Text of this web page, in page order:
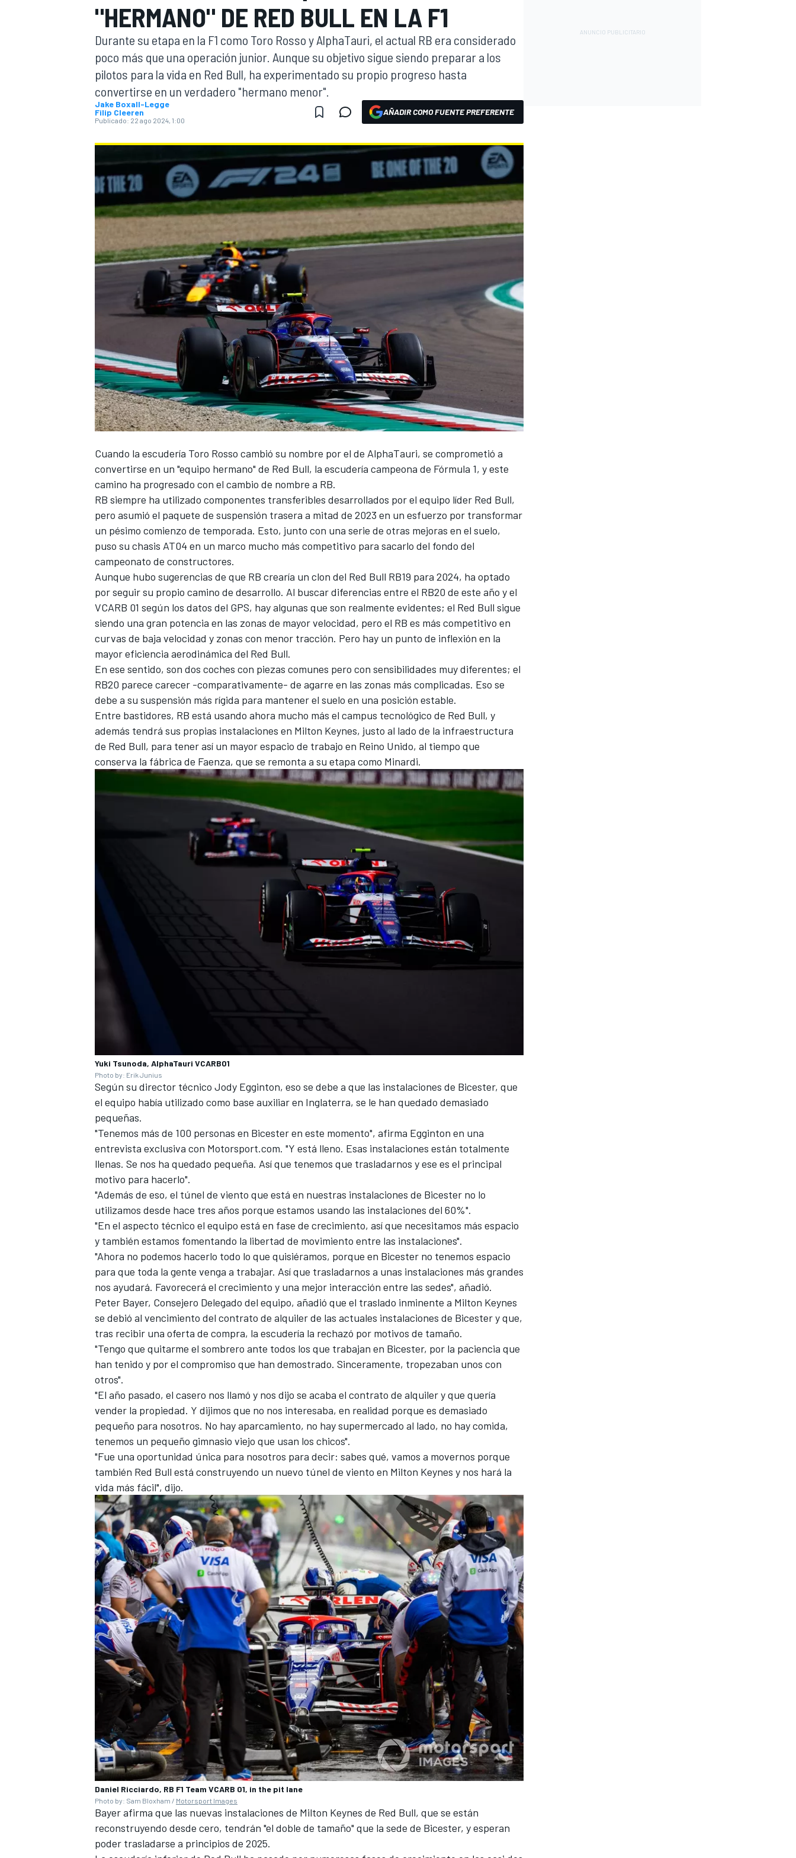
FÓRMULA E MOTO
NASCARINDYCARSPORTSCAR
MÁS
"HERMANO" DE RED BULL EN LA F1
Durante su etapa en la F1 como Toro Rosso y AlphaTauri, el actual RB era considerado
poco más que una operación junior. Aunque su objetivo sigue siendo preparar a los
pilotos para la vida en Red Bull, ha experimentado su propio progreso hasta
convertirse en un verdadero "hermano menor".
Jake Boxall-Legge
Filip Cleeren
Publicado: 22 ago 2024, 1:00
AÑADIR COMO FUENTE PREFERENTE
Cuando la escudería Toro Rosso cambió su nombre por el de AlphaTauri, se comprometió a
convertirse en un "equipo hermano" de Red Bull, la escudería campeona de Fórmula 1, y este
camino ha progresado con el cambio de nombre a RB.
RB siempre ha utilizado componentes transferibles desarrollados por el equipo líder Red Bull,
pero asumió el paquete de suspensión trasera a mitad de 2023 en un esfuerzo por transformar
un pésimo comienzo de temporada. Esto, junto con una serie de otras mejoras en el suelo,
puso su chasis AT04 en un marco mucho más competitivo para sacarlo del fondo del
campeonato de constructores.
Aunque hubo sugerencias de que RB crearía un clon del Red Bull RB19 para 2024, ha optado
por seguir su propio camino de desarrollo. Al buscar diferencias entre el RB20 de este año y el
VCARB 01 según los datos del GPS, hay algunas que son realmente evidentes; el Red Bull sigue
siendo una gran potencia en las zonas de mayor velocidad, pero el RB es más competitivo en
curvas de baja velocidad y zonas con menor tracción. Pero hay un punto de inflexión en la
mayor eficiencia aerodinámica del Red Bull.
En ese sentido, son dos coches con piezas comunes pero con sensibilidades muy diferentes; el
RB20 parece carecer -comparativamente- de agarre en las zonas más complicadas. Eso se
debe a su suspensión más rígida para mantener el suelo en una posición estable.
Entre bastidores, RB está usando ahora mucho más el campus tecnológico de Red Bull, y
además tendrá sus propias instalaciones en Milton Keynes, justo al lado de la infraestructura
de Red Bull, para tener así un mayor espacio de trabajo en Reino Unido, al tiempo que
conserva la fábrica de Faenza, que se remonta a su etapa como Minardi.
Yuki Tsunoda, AlphaTauri VCARB01
Photo by: Erik Junius
Según su director técnico Jody Egginton, eso se debe a que las instalaciones de Bicester, que
el equipo había utilizado como base auxiliar en Inglaterra, se le han quedado demasiado
pequeñas.
"Tenemos más de 100 personas en Bicester en este momento", afirma Egginton en una
entrevista exclusiva con Motorsport.com. "Y está lleno. Esas instalaciones están totalmente
llenas. Se nos ha quedado pequeña. Así que tenemos que trasladarnos y ese es el principal
motivo para hacerlo".
"Además de eso, el túnel de viento que está en nuestras instalaciones de Bicester no lo
utilizamos desde hace tres años porque estamos usando las instalaciones del 60%".
"En el aspecto técnico el equipo está en fase de crecimiento, así que necesitamos más espacio
y también estamos fomentando la libertad de movimiento entre las instalaciones".
"Ahora no podemos hacerlo todo lo que quisiéramos, porque en Bicester no tenemos espacio
para que toda la gente venga a trabajar. Así que trasladarnos a unas instalaciones más grandes
nos ayudará. Favorecerá el crecimiento y una mejor interacción entre las sedes", añadió.
Peter Bayer, Consejero Delegado del equipo, añadió que el traslado inminente a Milton Keynes
se debió al vencimiento del contrato de alquiler de las actuales instalaciones de Bicester y que,
tras recibir una oferta de compra, la escudería la rechazó por motivos de tamaño.
"Tengo que quitarme el sombrero ante todos los que trabajan en Bicester, por la paciencia que
han tenido y por el compromiso que han demostrado. Sinceramente, tropezaban unos con
otros".
"El año pasado, el casero nos llamó y nos dijo se acaba el contrato de alquiler y que quería
vender la propiedad. Y dijimos que no nos interesaba, en realidad porque es demasiado
pequeño para nosotros. No hay aparcamiento, no hay supermercado al lado, no hay comida,
tenemos un pequeño gimnasio viejo que usan los chicos".
"Fue una oportunidad única para nosotros para decir: sabes qué, vamos a movernos porque
también Red Bull está construyendo un nuevo túnel de viento en Milton Keynes y nos hará la
vida más fácil", dijo.
Daniel Ricciardo, RB F1 Team VCARB 01, in the pit lane
Photo by: Sam Bloxham / Motorsport Images
Bayer afirma que las nuevas instalaciones de Milton Keynes de Red Bull, que se están
reconstruyendo desde cero, tendrán "el doble de tamaño" que la sede de Bicester, y esperan
poder trasladarse a principios de 2025.